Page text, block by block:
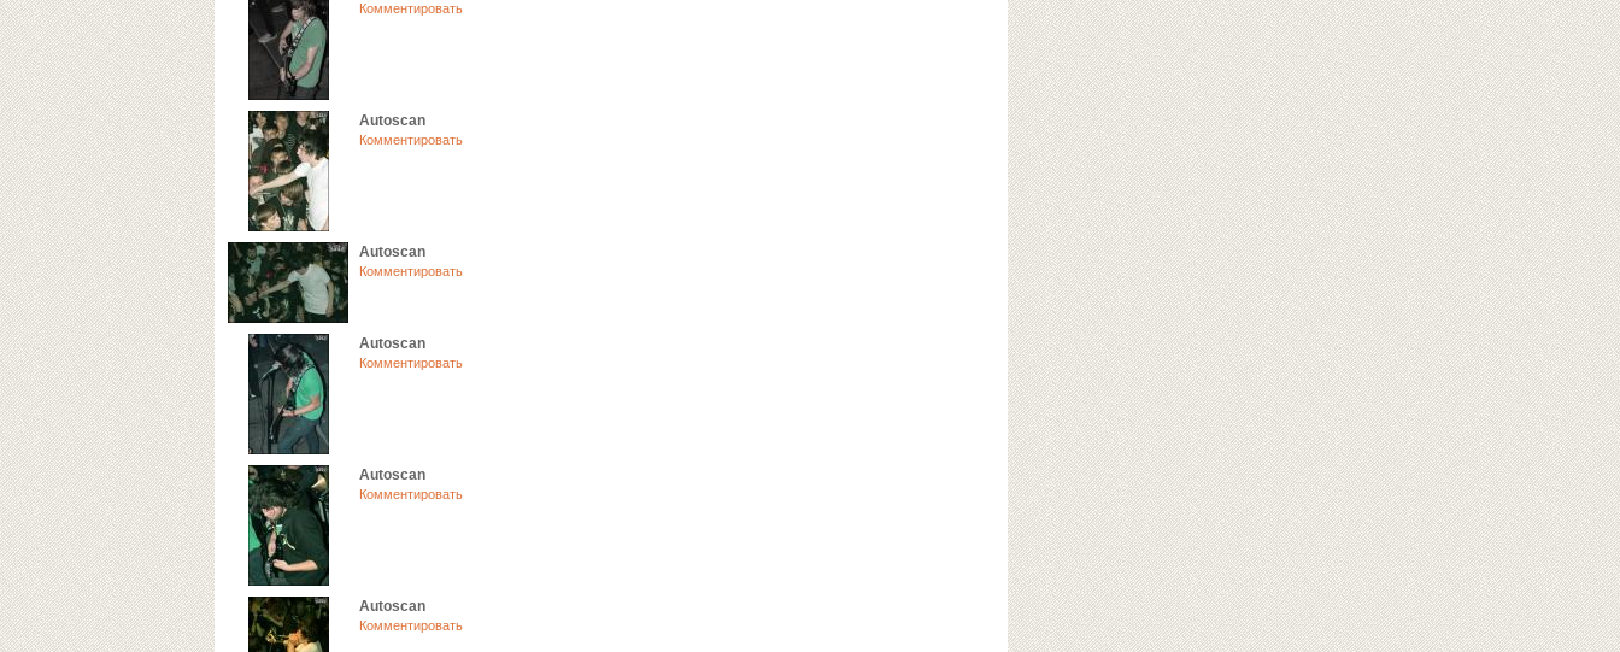
Комментировать
Autoscan
Комментировать
Autoscan
Комментировать
Autoscan
Комментировать
Autoscan
Комментировать
Autoscan
Комментировать